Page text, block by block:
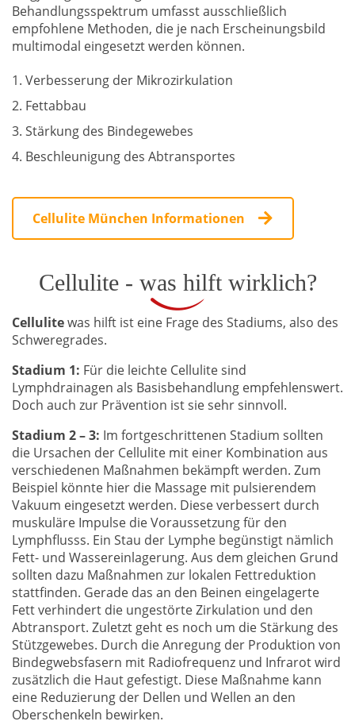
Behandlungsspektrum umfasst ausschließlich
empfohlene Methoden, die je nach Erscheinungsbild
multimodal eingesetzt werden können.
Verbesserung der Mikrozirkulation
Fettabbau
Stärkung des Bindegewebes
Beschleunigung des Abtransportes
Cellulite München Informationen
Cellulite - was hilft wirklich?
Cellulitewas hilft ist eine Frage des Stadiums, also des
Schweregrades.
Stadium 1: Für die leichte Cellulite sind
Lymphdrainagen als Basisbehandlung empfehlenswert.
Doch auch zur Prävention ist sie sehr sinnvoll.
Stadium 2 – 3: Im fortgeschrittenen Stadium sollten
die Ursachen der Cellulite mit einer Kombination aus
verschiedenen Maßnahmen bekämpft werden. Zum
Beispiel könnte hier die Massage mit pulsierendem
Vakuum eingesetzt werden. Diese verbessert durch
muskuläre Impulse die Voraussetzung für den
Lymphflusss. Ein Stau der Lymphe begünstigt nämlich
Fett- und Wassereinlagerung. Aus dem gleichen Grund
sollten dazu Maßnahmen zur lokalen Fettreduktion
stattfinden. Gerade das an den Beinen eingelagerte
Fett verhindert die ungestörte Zirkulation und den
Abtransport. Zuletzt geht es noch um die Stärkung des
Stützgewebes. Durch die Anregung der Produktion von
Bindegwebsfasern mit Radiofrequenz und Infrarot wird
zusätzlich die Haut gefestigt. Diese Maßnahme kann
eine Reduzierung der Dellen und Wellen an den
Oberschenkeln bewirken.